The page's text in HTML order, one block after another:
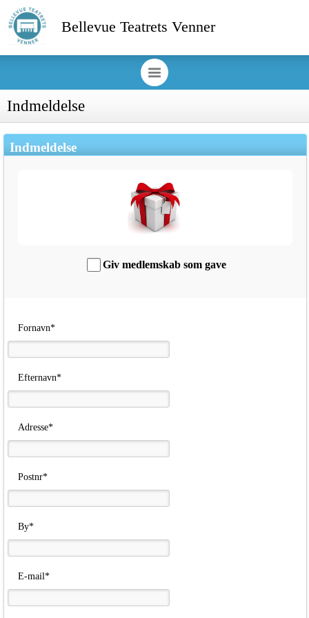
Bellevue Teatrets Venner
Indmeldelse
Indmeldelse
Giv medlemskab som gave
Fornavn*
Efternavn*
Adresse*
Postnr*
By*
E-mail*